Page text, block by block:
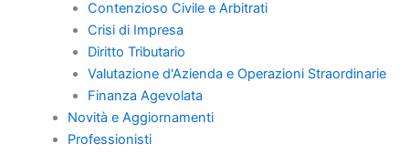
Contenzioso Civile e Arbitrati
Crisi di Impresa
Diritto Tributario
Valutazione d'Azienda e Operazioni Straordinarie
Finanza Agevolata
Novità e Aggiornamenti
Professionisti
limiti ed esenzioni
Pubblicato da Giorgio Conforti
- Diritto societario